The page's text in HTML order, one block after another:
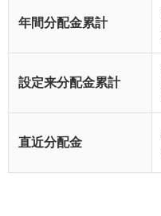
年間分配金累計
設定来分配金累計
直近分配金